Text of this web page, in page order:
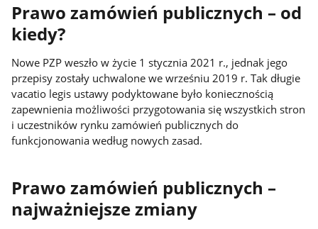
Prawo zamówień publicznych – od
kiedy?
Nowe PZP weszło w życie 1 stycznia 2021 r., jednak jego
przepisy zostały uchwalone we wrześniu 2019 r. Tak długie
vacatio legis ustawy podyktowane było koniecznością
zapewnienia możliwości przygotowania się wszystkich stron
i uczestników rynku zamówień publicznych do
funkcjonowania według nowych zasad.
Prawo zamówień publicznych –
najważniejsze zmiany